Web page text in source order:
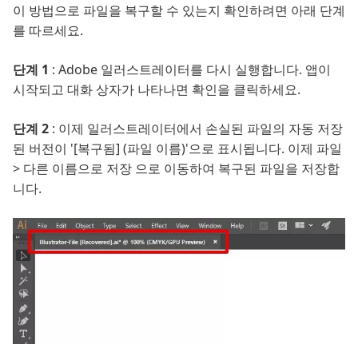
이 방법으로 파일을 복구할 수 있는지 확인하려면 아래 단계
를 따르세요.
단계 1 : Adobe 일러스트레이터를 다시 실행합니다. 앱이
시작되고 대화 상자가 나타나면 확인을 클릭하세요.
단계 2 : 이제 일러스트레이터에서 손실된 파일의 자동 저장
된 버전이 '[복구됨] (파일 이름)'으로 표시됩니다. 이제 파일
> 다른 이름으로 저장 으로 이동하여 복구된 파일을 저장합
니다.